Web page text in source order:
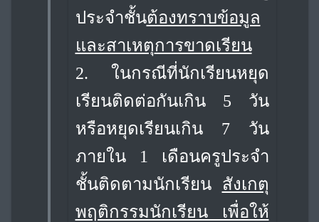
ประจำชั้นต้องทราบข้อมูล
และสาเหตุการขาดเรียน
2. ในกรณีที่นักเรียนหยุด
เรียนติดต่อกันเกิน 5 วัน
หรือหยุดเรียนเกิน 7 วัน
ภายใน 1 เดือนครูประจำ
ชั้นติดตามนักเรียน สังเกตุ
พฤติกรรมนักเรียน เพื่อให้